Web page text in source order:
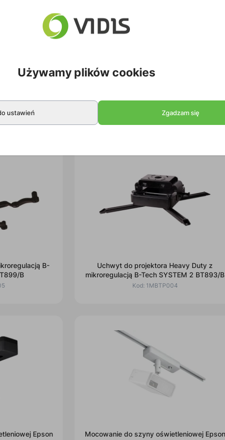
BB
regulowanym wysięgnikiem B-Tech SYSTEM
2 BT899-AD/B
Kod:1MBTP007
B-
B
Uchwyt do projektora Heavy Duty z
mikroregulacją B-Tech SYSTEM 2 BT893/B
Kod: 1MBTP004
Epson
Mocowanie do szyny oświetleniowej Epson
Używamy plików cookies
ustawień Zgadzam się